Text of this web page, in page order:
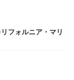
フォルニア・マリ